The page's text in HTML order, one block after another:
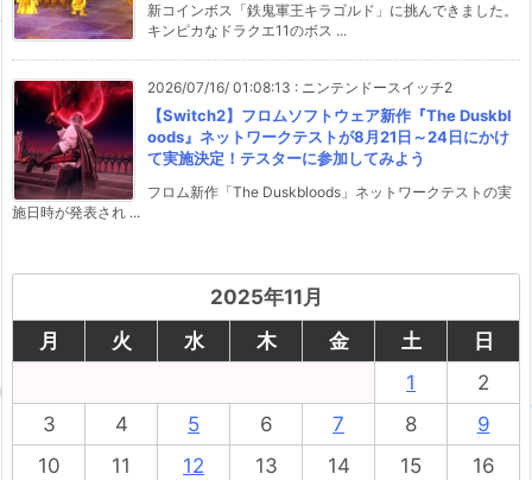
新コインボス「鉄鬼軍王キラゴルド」に挑んできました。
キンピカなドラクエ11のボス ...
2026/07/16/ 01:08:13 : ニンテンドースイッチ2
【Switch2】フロムソフトウェア新作『The Duskbl
oods』ネットワークテストが8月21日～24日にかけ
て実施決定！テスターに参加してみよう
フロム新作「The Duskbloods」ネットワークテストの実
施日時が発表され ...
2025年11月
月
火 水 木 金 土
日
1
2
3
4 5 6 7 8
9
10
11 12 13 14 15
16